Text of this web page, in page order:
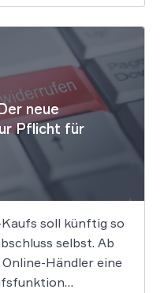
aber nie zuvor
setzt klare
neue
Pflicht für
soll künftig so
selbst. Ab
Händler eine